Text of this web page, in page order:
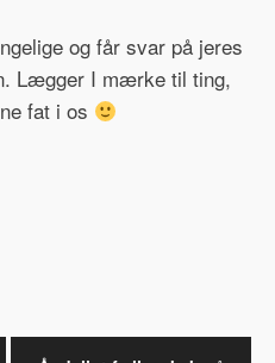
og får svar på jeres
Lægger I mærke til ting,
fat i os